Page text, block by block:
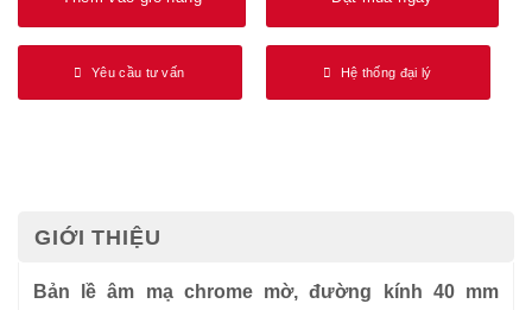
Yêu cầu tư vấn Hệ thống đại lý
GIỚI THIỆU
Bản lề âm mạ chrome mờ, đường kính 40 mm